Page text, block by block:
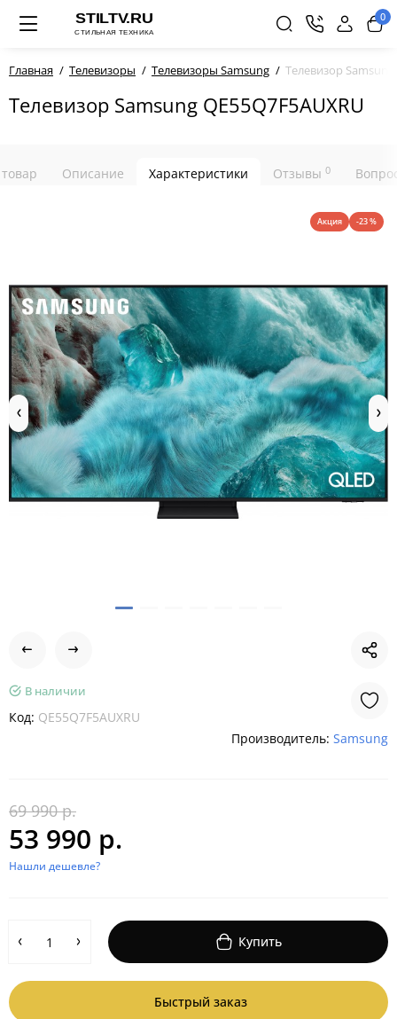
0
Главная Телевизоры Телевизоры Samsung Телевизор Samsung
Телевизор Samsung QE55Q7F5AUXRU
Описание Характеристики Отзывы 0
Акция -23 %
В наличии
Код: QE55Q7F5AUXRU
Производитель: Samsung
69 990 р.
53 990 р.
Нашли дешевле?
Купить
Быстрый заказ